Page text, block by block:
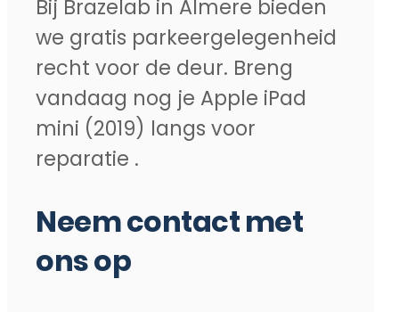
Bij Brazelab in Almere bieden
we gratis parkeergelegenheid
recht voor de deur. Breng
vandaag nog je Apple iPad
mini (2019) langs voor
reparatie .
Neem contact met
ons op